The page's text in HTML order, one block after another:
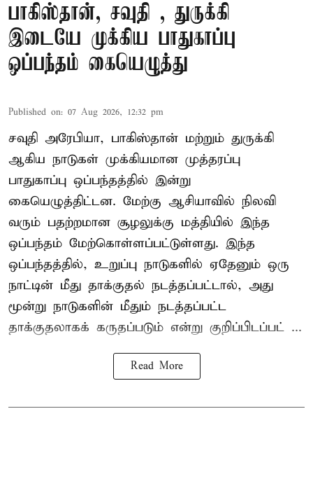
பாகிஸ்தான், சவுதி , துருக்கி
இடையே முக்கிய பாதுகாப்பு
ஒப்பந்தம் கையெழுத்து
Published on: 07 Aug 2026, 12:32 pm
சவுதி அரேபியா, பாகிஸ்தான் மற்றும் துருக்கி
ஆகிய நாடுகள் முக்கியமான முத்தரப்பு
பாதுகாப்பு ஒப்பந்தத்தில் இன்று
கையெழுத்திட்டன. மேற்கு ஆசியாவில் நிலவி
வரும் பதற்றமான சூழலுக்கு மத்தியில் இந்த
ஒப்பந்தம் மேற்கொள்ளப்பட்டுள்ளது. இந்த
ஒப்பந்தத்தில், உறுப்பு நாடுகளில் ஏதேனும் ஒரு
நாட்டின் மீது தாக்குதல் நடத்தப்பட்டால், அது
மூன்று நாடுகளின் மீதும் நடத்தப்பட்ட
தாக்குதலாகக் கருதப்படும் என்று குறிப்பிடப்பட் ...
Read More